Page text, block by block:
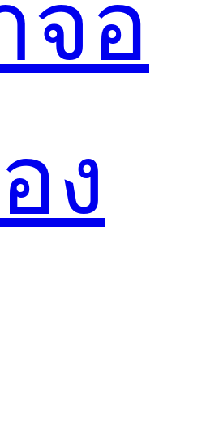
จอ
ง